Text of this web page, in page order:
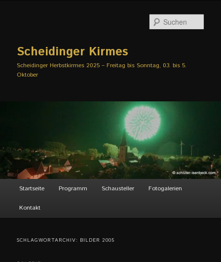
springen
springenScheidinger Kirmes
Scheidinger Herbstkirmes 2025 – Freitag bis Sonntag, 03. bis 5.
Oktober
Hauptmenü
Startseite Programm Schausteller Fotogalerien
Kontakt
SCHLAGWORTARCHIV: BILDER 2005